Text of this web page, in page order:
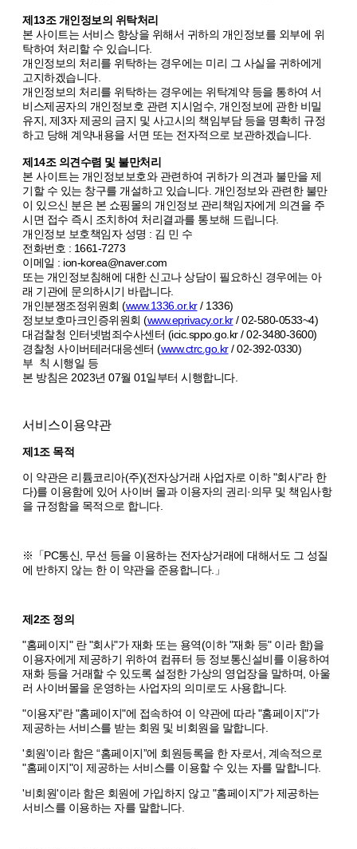
제13조 개인정보의 위탁처리
본 사이트는 서비스 향상을 위해서 귀하의 개인정보를 외부에 위
탁하여 처리할 수 있습니다.
개인정보의 처리를 위탁하는 경우에는 미리 그 사실을 귀하에게
고지하겠습니다.
개인정보의 처리를 위탁하는 경우에는 위탁계약 등을 통하여 서
비스제공자의 개인정보호 관련 지시엄수, 개인정보에 관한 비밀
유지, 제3자 제공의 금지 및 사고시의 책임부담 등을 명확히 규정
하고 당해 계약내용을 서면 또는 전자적으로 보관하겠습니다.
제14조 의견수렴 및 불만처리
본 사이트는 개인정보보호와 관련하여 귀하가 의견과 불만을 제
기할 수 있는 창구를 개설하고 있습니다. 개인정보와 관련한 불만
이 있으신 분은 본 쇼핑몰의 개인정보 관리책임자에게 의견을 주
시면 접수 즉시 조치하여 처리결과를 통보해 드립니다.
개인정보 보호책임자 성명 : 김 민 수
전화번호 : 1661-7273
이메일 : ion-korea@naver.com
또는 개인정보침해에 대한 신고나 상담이 필요하신 경우에는 아
래 기관에 문의하시기 바랍니다.
개인분쟁조정위원회 (www.1336.or.kr/ 1336)
정보보호마크인증위원회 (www.eprivacy.or.kr/ 02-580-0533~4)
대검찰청 인터넷범죄수사센터 (icic.sppo.go.kr / 02-3480-3600)
경찰청 사이버테러대응센터 (www.ctrc.go.kr/ 02-392-0330)
부 칙 시행일 등
본 방침은 2023년 07월 01일부터 시행합니다.
서비스이용약관
제1조 목적
이 약관은 리튬코리아(주)(전자상거래 사업자로 이하 "회사"라 한
다)를 이용함에 있어 사이버 몰과 이용자의 권리·의무 및 책임사항
을 규정함을 목적으로 합니다.
※「PC통신, 무선 등을 이용하는 전자상거래에 대해서도 그 성질
에 반하지 않는 한 이 약관을 준용합니다.」
제2조 정의
"홈페이지" 란 "회사"가 재화 또는 용역(이하 "재화 등" 이라 함)을
이용자에게 제공하기 위하여 컴퓨터 등 정보통신설비를 이용하여
재화 등을 거래할 수 있도록 설정한 가상의 영업장을 말하며, 아울
러 사이버몰을 운영하는 사업자의 의미로도 사용합니다.
"이용자"란 "홈페이지"에 접속하여 이 약관에 따라 "홈페이지"가
제공하는 서비스를 받는 회원 및 비회원을 말합니다.
'회원'이라 함은 “홈페이지”에 회원등록을 한 자로서, 계속적으로
"홈페이지"이 제공하는 서비스를 이용할 수 있는 자를 말합니다.
'비회원'이라 함은 회원에 가입하지 않고 "홈페이지"가 제공하는
서비스를 이용하는 자를 말합니다.